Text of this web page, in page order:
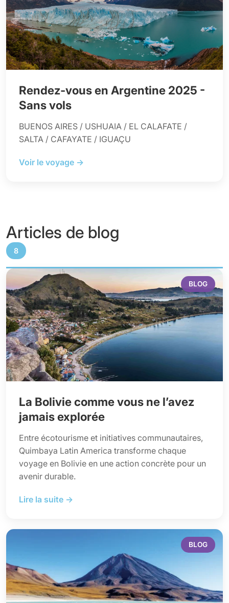
Rendez-vous en Argentine 2025 -
Sans vols
BUENOS AIRES / USHUAIA / EL CALAFATE /
SALTA / CAFAYATE / IGUAÇU
Voir le voyage →
Articles de blog
8
BLOG
La Bolivie comme vous ne l’avez
jamais explorée
Entre écotourisme et initiatives communautaires,
Quimbaya Latin America transforme chaque
voyage en Bolivie en une action concrète pour un
avenir durable.
Lire la suite →
BLOG